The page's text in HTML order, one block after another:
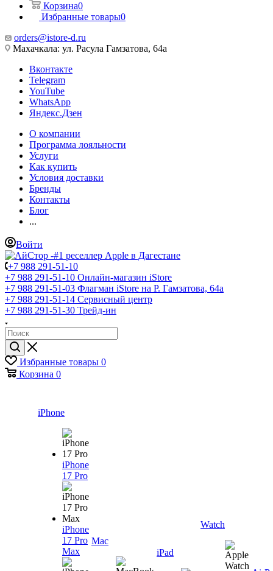
Корзина0
Избранные товары0
orders@istore-d.ru
Махачкала: ул. Расула Гамзатова, 64а
Вконтакте
Telegram
YouTube
WhatsApp
Яндекс.Дзен
О компании
Программа лояльности
Услуги
Как купить
Условия доставки
Бренды
Контакты
Блог
...
Войти
+7 988 291-51-10
+7 988 291-51-10 Онлайн-магазин iStore
+7 988 291-51-03 Флагман iStore на Р. Гамзатова, 64а
+7 988 291-51-14 Сервисный центр
+7 988 291-51-30 Трейд-ин
Избранные товары 0
Корзина 0
iPhone
iPhone
17 Pro
iPhone
17 Pro
Max
Mac
iPad
Watch